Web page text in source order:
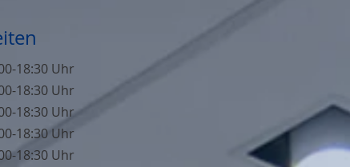
18:30 Uhr
18:30 Uhr
18:30 Uhr
18:30 Uhr
18:30 Uhr